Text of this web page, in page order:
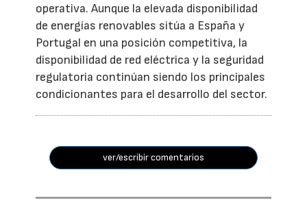
operativa. Aunque la elevada disponibilidad
de energías renovables sitúa a España y
Portugal en una posición competitiva, la
disponibilidad de red eléctrica y la seguridad
regulatoria continúan siendo los principales
condicionantes para el desarrollo del sector.
ver/escribir comentarios